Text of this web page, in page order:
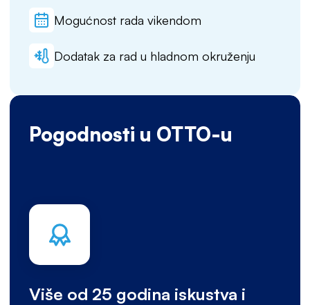
Mogućnost rada vikendom
Dodatak za rad u hladnom okruženju
Pogodnosti u OTTO-u
Više od 25 godina iskustva i